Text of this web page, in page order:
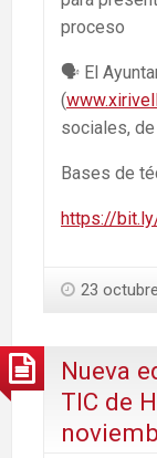
proceso
🗣 El
(
sociales,
Bases de
https://
23
Nueva
TIC de